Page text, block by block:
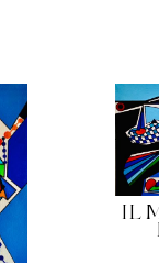
IL